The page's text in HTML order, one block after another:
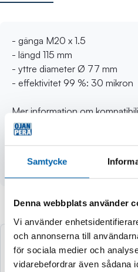
Samtycke
Denna webbplats använder
Vi använder
och annonserna till
för sociala medier och
vidarebefordrar även sådana
- gänga M20 x 1.5
- längd 115 mm
- yttre diameter Ø 77 mm
- effektivitet 99 %: 30 mikron
Mer information om
- Obs! Mått på den äldre
96 / längd 82 mm (fram till
för samma applikationer.